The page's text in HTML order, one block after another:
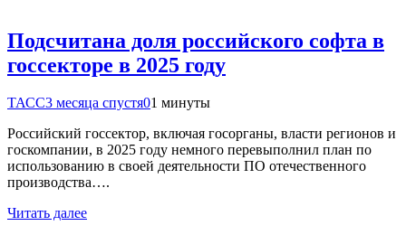
Подсчитана доля российского софта в
госсекторе в 2025 году
ТАСС3 месяца спустя01 минуты
Российский госсектор, включая госорганы, власти регионов и
госкомпании, в 2025 году немного перевыполнил план по
использованию в своей деятельности ПО отечественного
производства….
Читать далее